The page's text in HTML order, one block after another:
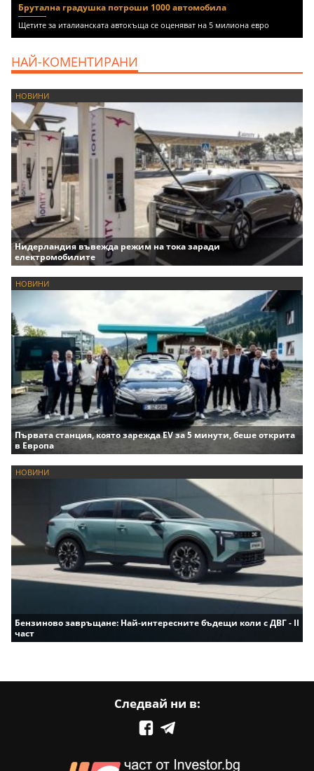
Брутална градушка потроши 1000 автомобила
Щетите за италианската автокъща се оценяват на 5 милиона евро
НАЙ-КОМЕНТИРАНИ
НОВИНИ
Нидерландия въвежда режим на тока заради
електромобилите
НОВИНИ
Първата станция, която зарежда EV за 5 минути, беше открита
в Европа
НОВИНИ
Бензиново завръщане: Най-интересните бъдещи коли с ДВГ - II
част
Следвай ни в: